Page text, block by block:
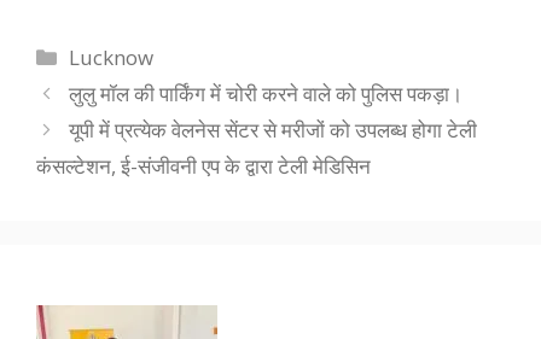
Categories
Lucknow
लुलु मॉल की पार्किंग में चोरी करने वाले को पुलिस पकड़ा।
यूपी में प्रत्येक वेलनेस सेंटर से मरीजों को उपलब्ध होगा टेली
कंसल्टेशन, ई-संजीवनी एप के द्वारा टेली मेडिसिन